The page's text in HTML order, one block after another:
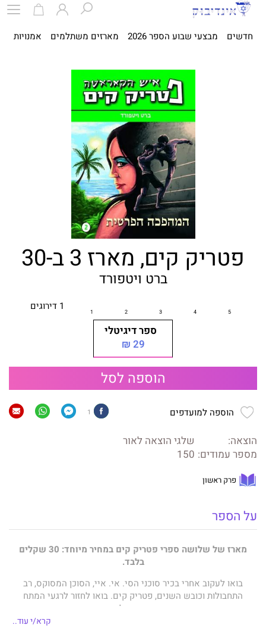
חדשים מבצעי שבוע הספר 2026 מארזים משתלמים אמנויות
פטריק קים, מארז 3 ב-30
ברט ויטפורד
1 דירוגים
ספר דיגיטלי
29 ₪
הוספה לסל
הוספה למועדפים 1
הוצאה:
שלגי הוצאה לאור
מספר עמודים: 150
פרק ראשון
על הספר
מארז של שלושה ספרי פטריק קים במחיר מיוחד: 30 שקלים
בלבד.
בואו לעקוב אחרי בכיר סוכני הסי. אי. איי, הסוכן המסוקס, רב
התחבולות וכובש השנים, פטריק קים. בואו לחזור לרגעי המתח
וההתרגשות של נעורינו.
קרא/י עוד..